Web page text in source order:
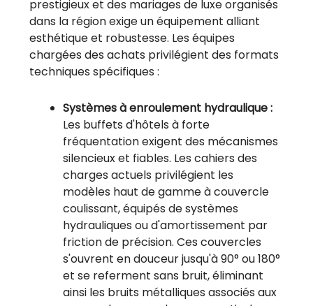
prestigieux et des mariages de luxe organisés
dans la région exige un équipement alliant
esthétique et robustesse. Les équipes
chargées des achats privilégient des formats
techniques spécifiques :
Systèmes à enroulement hydraulique :
Les buffets d'hôtels à forte
fréquentation exigent des mécanismes
silencieux et fiables. Les cahiers des
charges actuels privilégient les
modèles haut de gamme à couvercle
coulissant, équipés de systèmes
hydrauliques ou d'amortissement par
friction de précision. Ces couvercles
s'ouvrent en douceur jusqu'à 90° ou 180°
et se referment sans bruit, éliminant
ainsi les bruits métalliques associés aux